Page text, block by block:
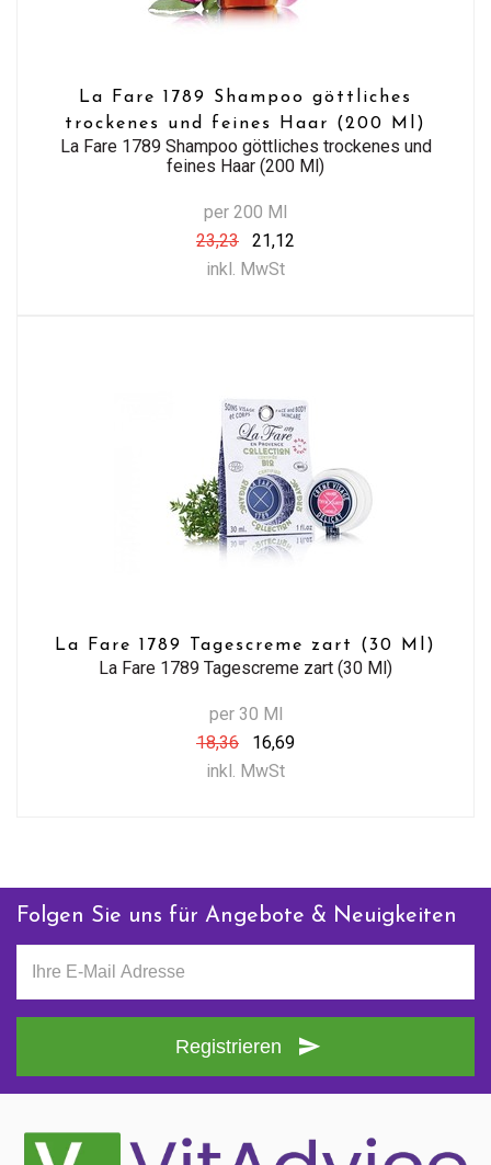
La Fare 1789 Shampoo göttliches
trockenes und feines Haar (200 Ml)
La Fare 1789 Shampoo göttliches trockenes und
feines Haar (200 Ml)
per 200 Ml
23,23
21,12
inkl. MwSt
La Fare 1789 Tagescreme zart (30 Ml)
La Fare 1789 Tagescreme zart (30 Ml)
per 30 Ml
18,36
16,69
inkl. MwSt
Folgen Sie uns für Angebote & Neuigkeiten
Registrieren